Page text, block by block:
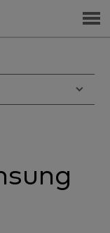
Menu